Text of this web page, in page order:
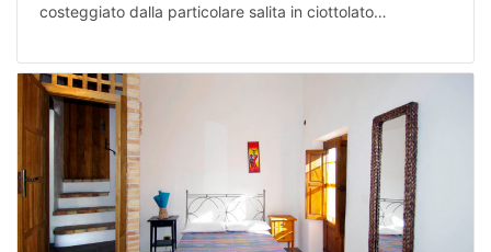
costeggiato dalla particolare salita in ciottolato…